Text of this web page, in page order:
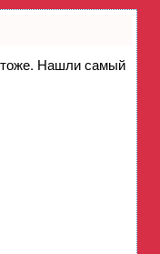
тоже. Нашли самый